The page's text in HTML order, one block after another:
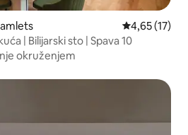
Prosječna
4,65 (17)
| Bilijarski sto | Spava 10
okruženjem